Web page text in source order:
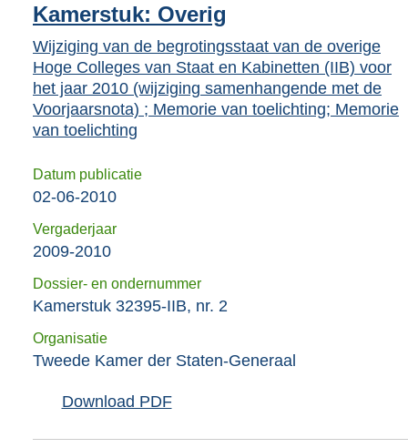
Kamerstuk: Overig
Wijziging van de begrotingsstaat van de overige
Hoge Colleges van Staat en Kabinetten (IIB) voor
het jaar 2010 (wijziging samenhangende met de
Voorjaarsnota) ; Memorie van toelichting; Memorie
van toelichting
Datum publicatie
02-06-2010
Vergaderjaar
2009-2010
Dossier- en ondernummer
Kamerstuk 32395-IIB, nr. 2
Organisatie
Tweede Kamer der Staten-Generaal
Download PDF